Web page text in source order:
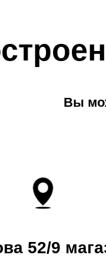
Вы
52/9